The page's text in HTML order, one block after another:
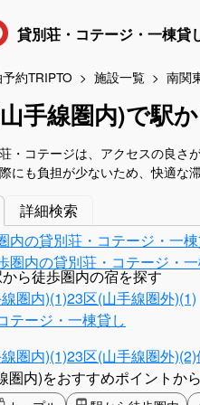
貸別荘・コテージ・一棟貸
約TRIPTO 施設一覧 南関
手線圏内)で駅
・コテージは、アクセスの良さ
にも負担が少ないため、快適な
詳細検索
内の貸別荘・コテージ・一
圏内の貸別荘・コテージ・
ら徒歩圏内の宿を探す
圏内)(1)23区(山手線圏外)(1)
テージ・一棟貸し
圏内)(1)23区(山手線圏外)(2)
圏内)をおすすめポイントか